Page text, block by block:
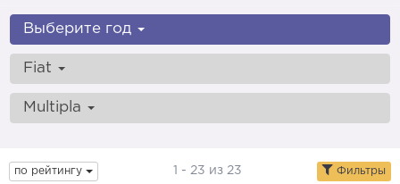
Выберите год
Fiat
Multipla
по рейтингу 1 - 23 из 23 Фильтры